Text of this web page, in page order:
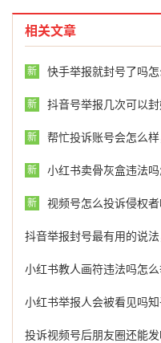
相关文章
新 快手举报就封号了吗怎么解封，
新 抖音号举报几次可以封她号，抖音
新 帮忙投诉账号会怎么样，你的账
新 小红书卖骨灰盒违法吗怎么举报他，
新 视频号怎么投诉侵权者呢，视频号